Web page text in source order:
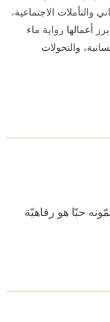
والتأملات الاجتماعية،
أعمالها رواية ماء
والتحولات
حبّا هو رفاهيّة